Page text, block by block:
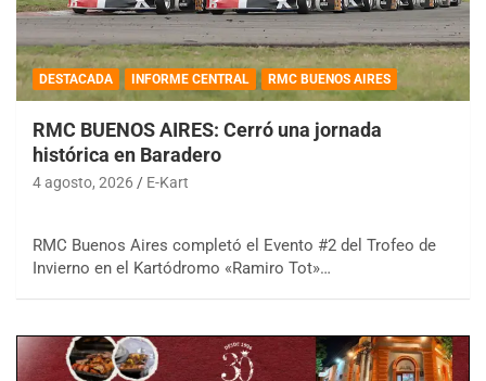
DESTACADA INFORME CENTRAL RMC BUENOS AIRES
RMC BUENOS AIRES: Cerró una jornada
histórica en Baradero
4 agosto, 2026 E-Kart
RMC Buenos Aires completó el Evento #2 del Trofeo de
Invierno en el Kartódromo «Ramiro Tot»…